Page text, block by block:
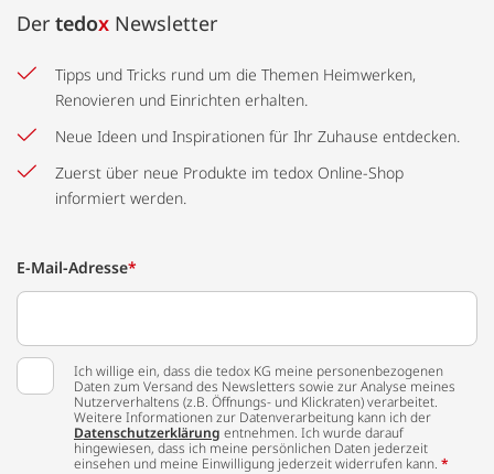
Der tedox Newsletter
Tipps und Tricks rund um die Themen Heimwerken,
Renovieren und Einrichten erhalten.
Neue Ideen und Inspirationen für Ihr Zuhause entdecken.
Zuerst über neue Produkte im tedox Online-Shop
informiert werden.
E-Mail-Adresse*
Ich willige ein, dass die tedox KG meine personenbezogenen
Daten zum Versand des Newsletters sowie zur Analyse meines
Nutzerverhaltens (z.B. Öffnungs- und Klickraten) verarbeitet.
Weitere Informationen zur Datenverarbeitung kann ich der
Datenschutzerklärung entnehmen. Ich wurde darauf
hingewiesen, dass ich meine persönlichen Daten jederzeit
einsehen und meine Einwilligung jederzeit widerrufen kann. *